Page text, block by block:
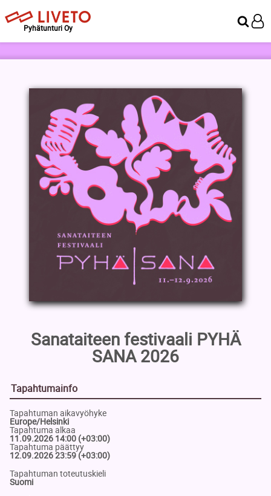
Pyhätunturi Oy
Sanataiteen festivaali PYHÄ
SANA 2026
Tapahtumainfo
Tapahtuman aikavyöhyke
Europe/Helsinki
Tapahtuma alkaa
11.09.2026 14:00 (+03:00)
Tapahtuma päättyy
12.09.2026 23:59 (+03:00)
Tapahtuman toteutuskieli
Suomi